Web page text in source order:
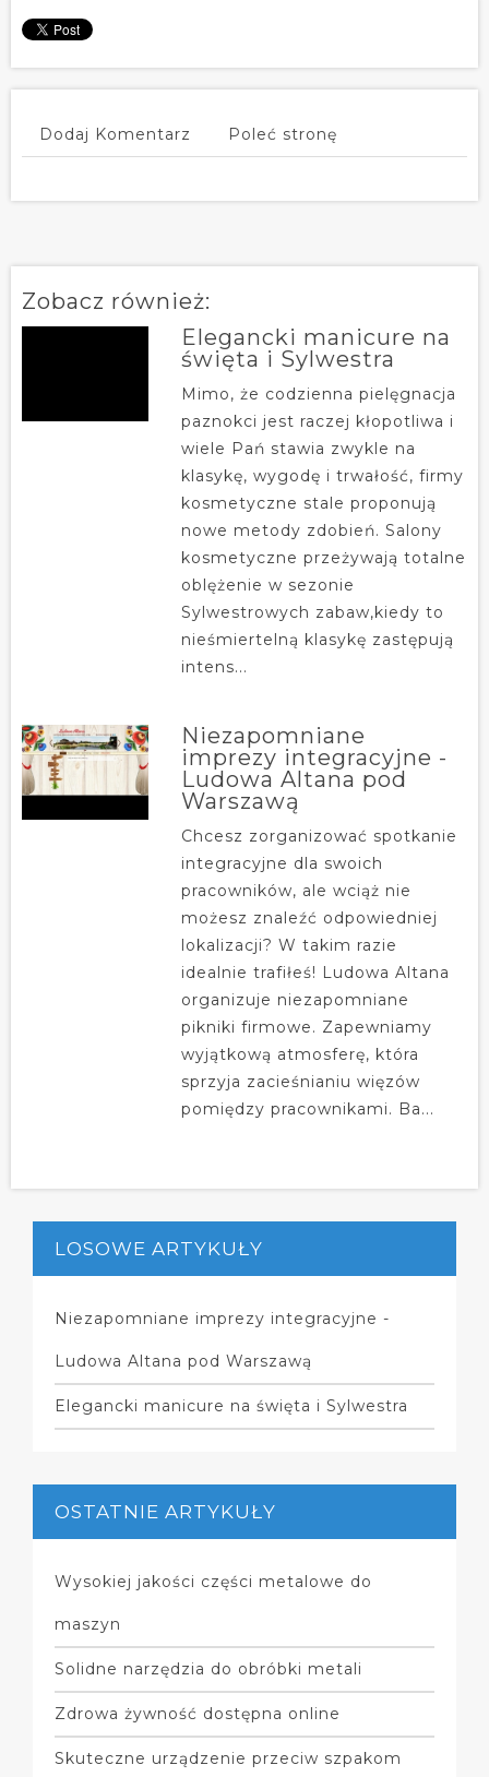
Dodaj Komentarz Poleć stronę
Zobacz również:
Elegancki manicure na
święta i Sylwestra
Mimo, że codzienna pielęgnacja
paznokci jest raczej kłopotliwa i
wiele Pań stawia zwykle na
klasykę, wygodę i trwałość, firmy
kosmetyczne stale proponują
nowe metody zdobień. Salony
kosmetyczne przeżywają totalne
oblężenie w sezonie
Sylwestrowych zabaw,kiedy to
nieśmiertelną klasykę zastępują
intens...
Niezapomniane
imprezy integracyjne -
Ludowa Altana pod
Warszawą
Chcesz zorganizować spotkanie
integracyjne dla swoich
pracowników, ale wciąż nie
możesz znaleźć odpowiedniej
lokalizacji? W takim razie
idealnie trafiłeś! Ludowa Altana
organizuje niezapomniane
pikniki firmowe. Zapewniamy
wyjątkową atmosferę, która
sprzyja zacieśnianiu więzów
pomiędzy pracownikami. Ba...
LOSOWE ARTYKUŁY
Niezapomniane imprezy integracyjne -
Ludowa Altana pod Warszawą
Elegancki manicure na święta i Sylwestra
OSTATNIE ARTYKUŁY
Wysokiej jakości części metalowe do
maszyn
Solidne narzędzia do obróbki metali
Zdrowa żywność dostępna online
Skuteczne urządzenie przeciw szpakom